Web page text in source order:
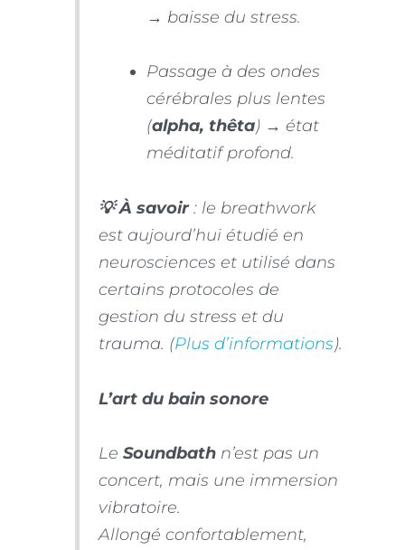
→ baisse du stress.
Passage à des ondes
cérébrales plus lentes
(alpha, thêta) → état
méditatif profond.
💡 À savoir: le breathwork
est aujourd’hui étudié en
neurosciences et utilisé dans
certains protocoles de
gestion du stress et du
trauma. (Plus d’informations).
L’art du bain sonore
Le Soundbathn’est pas un
concert, mais une immersion
vibratoire.
Allongé confortablement,